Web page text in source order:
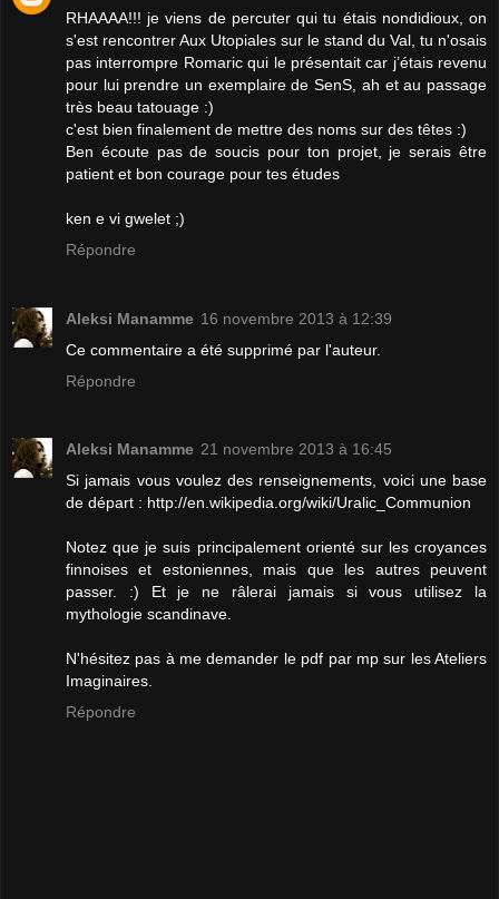
RHAAAA!!! je viens de percuter qui tu étais nondidioux, on
s'est rencontrer Aux Utopiales sur le stand du Val, tu n'osais
pas interrompre Romaric qui le présentait car j’étais revenu
pour lui prendre un exemplaire de SenS, ah et au passage
très beau tatouage :)
c'est bien finalement de mettre des noms sur des têtes :)
Ben écoute pas de soucis pour ton projet, je serais être
patient et bon courage pour tes études
ken e vi gwelet ;)
Répondre
Aleksi Manamme 16 novembre 2013 à 12:39
Ce commentaire a été supprimé par l'auteur.
Répondre
Aleksi Manamme 21 novembre 2013 à 16:45
Si jamais vous voulez des renseignements, voici une base
de départ : http://en.wikipedia.org/wiki/Uralic_Communion
Notez que je suis principalement orienté sur les croyances
finnoises et estoniennes, mais que les autres peuvent
passer. :) Et je ne râlerai jamais si vous utilisez la
mythologie scandinave.
N'hésitez pas à me demander le pdf par mp sur les Ateliers
Imaginaires.
Répondre